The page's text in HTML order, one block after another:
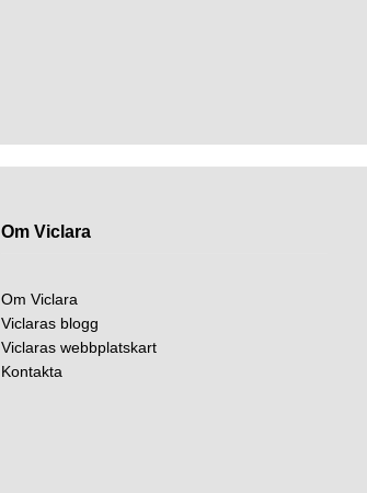
Om Viclara
Om Viclara
Viclaras blogg
Viclaras webbplatskart
Kontakta